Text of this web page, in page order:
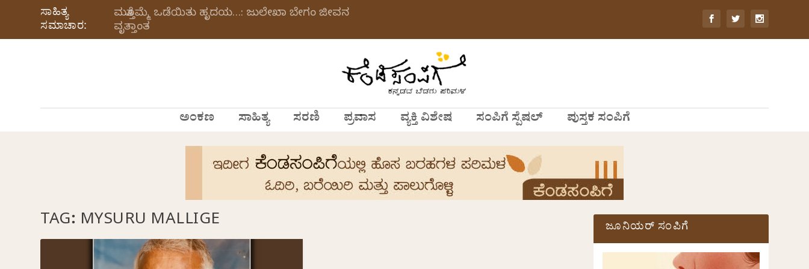
ಸಾಹಿತ್ಯ
ಸಮಾಚಾರ:
ಮತ್ತೊಮ್ಮೆ ಒಡೆಯಿತು ಹೃದಯ…: ಜುಲೇಖಾ ಬೇಗಂ ಜೀವನ
ವೃತ್ತಾಂತ
ಅಂಕಣ ಸಾಹಿತ್ಯ ಸರಣಿ ಪ್ರವಾಸ ವ್ಯಕ್ತಿ ವಿಶೇಷ ಸಂಪಿಗೆ ಸ್ಪೆಷಲ್ ಪುಸ್ತಕ ಸಂಪಿಗೆ
TAG: MYSURU MALLIGE ಜೂನಿಯರ್ ಸಂಪಿಗೆ